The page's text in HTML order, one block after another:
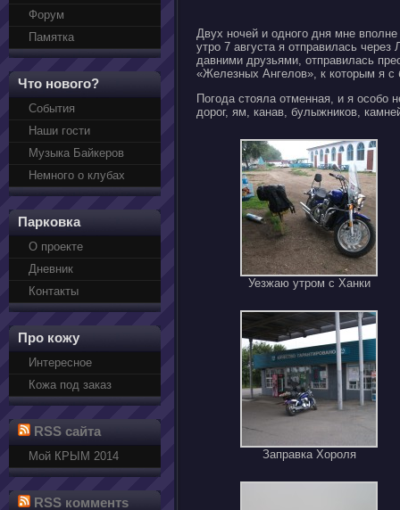
Форум
Памятка
Что нового?
События
Наши гости
Музыка Байкеров
Немного о клубах
Парковка
О проекте
Дневник
Контакты
Про кожу
Интересное
Кожа под заказ
RSS сайта
Мой КРЫМ 2014
RSS комментs
Двух ночей и одного дня мне
утро 7 августа я отправилась
давними друзьями, отправилась
«Железных Ангелов», к которым я
Погода стояла отменная, и я
дорог, ям, канав, булыжников,
Уезжаю утром с Ханки
Заправка Хороля